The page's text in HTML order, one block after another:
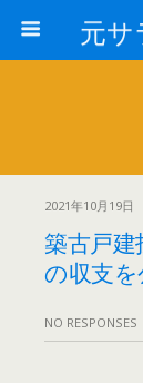
2021年10月19日
築古戸建
の収支
NO RESPONSES